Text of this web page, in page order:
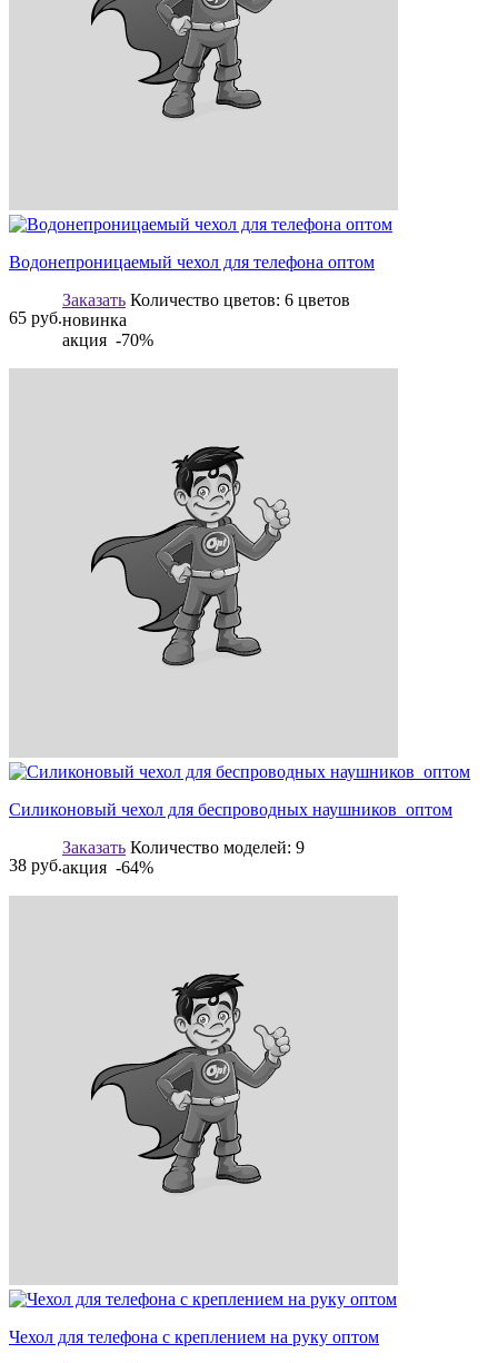
Водонепроницаемый чехол для телефона оптом
65 руб.
Заказать Количество цветов: 6 цветов
новинка
акция -70%
Силиконовый чехол для беспроводных наушников оптом
38 руб.
Заказать Количество моделей: 9
акция -64%
Чехол для телефона с креплением на руку оптом